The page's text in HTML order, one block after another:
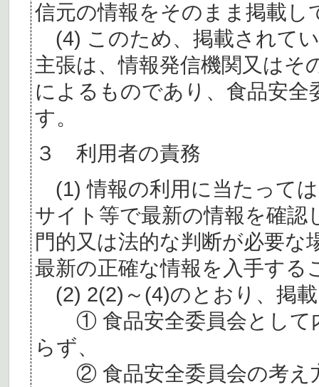
信元の情報をそのまま掲載し
(4) このため、掲載されて
主張は、情報発信機関又はそ
によるものであり、食品安
す。
３ 利用者の責務
(1) 情報の利用に当たって
サイト等で最新の情報を確認
門的又は法的な判断が必要
最新の正確な情報を入手する
(2) 2(2)～(4)のとおり、掲
① 食品安全委員会として
らず、
② 食品安全委員会の考え